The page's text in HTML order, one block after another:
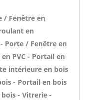
/ Fenêtre en
en
Porte / Fenêtre en
PVC - Portail en
intérieure en bois
- Portail en bois
- Vitrerie -